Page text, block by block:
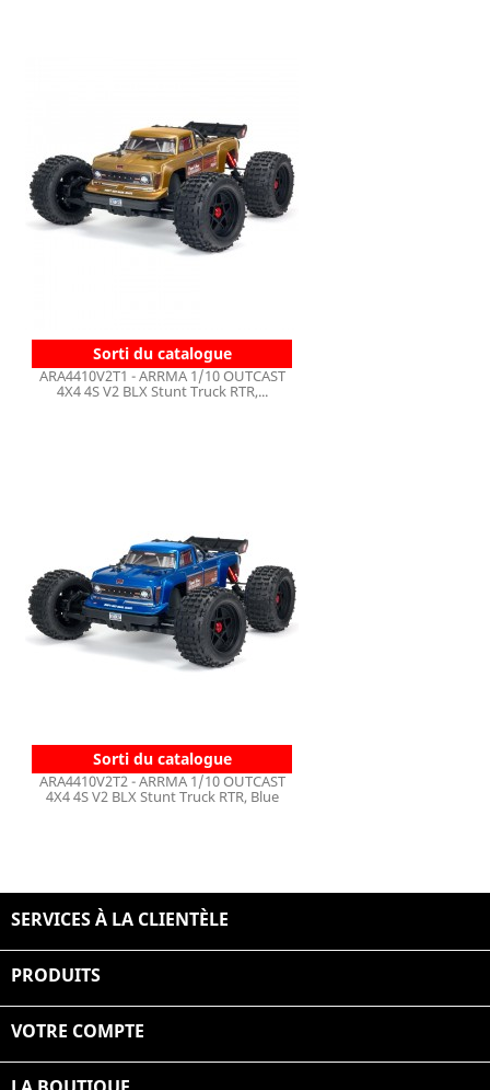
Sorti du catalogue
ARA4410V2T1 - ARRMA 1/10 OUTCAST
4X4 4S V2 BLX Stunt Truck RTR,...
Sorti du catalogue
ARA4410V2T2 - ARRMA 1/10 OUTCAST
4X4 4S V2 BLX Stunt Truck RTR, Blue
SERVICES À LA CLIENTÈLE
PRODUITS
VOTRE COMPTE